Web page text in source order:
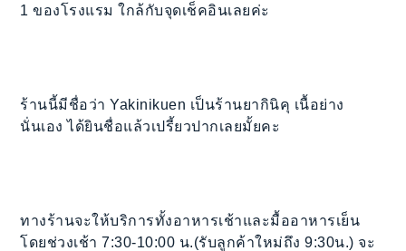
1 ของโรงแรม ใกล้กับจุดเช็คอินเลยค่ะ
ร้านนี้มีชื่อว่า Yakinikuen เป็นร้านยากินิคุ เนื้อย่าง
นั่นเอง ได้ยินชื่อแล้วเปรี้ยวปากเลยมั้ยคะ
ทางร้านจะให้บริการทั้งอาหารเช้าและมื้ออาหารเย็น
โดยช่วงเช้า 7:30-10:00 น.(รับลูกค้าใหม่ถึง 9:30น.) จะ